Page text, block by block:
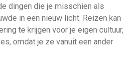
dingen die je misschien als
in een nieuw licht. Reizen kan
te krijgen voor je eigen cultuur,
omdat je ze vanuit een ander